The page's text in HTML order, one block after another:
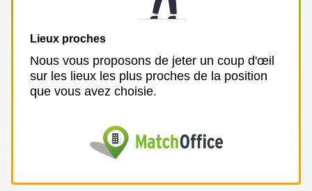
Lieux proches
Nous vous proposons de jeter un coup d'œil
sur les lieux les plus proches de la position
que vous avez choisie.